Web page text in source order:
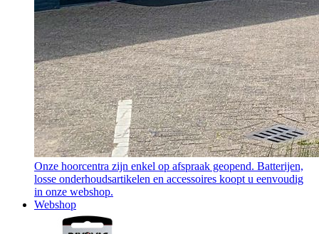
Onze hoorcentra zijn enkel op afspraak geopend. Batterijen,
losse onderhoudsartikelen en accessoires koopt u eenvoudig
in onze webshop.
Webshop